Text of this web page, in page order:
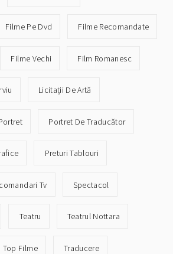
Filme Pe Dvd Filme Recomandate
Filme Vechi Film Romanesc
Licitații De Artă
Portret De Traducător
Preturi Tablouri
Tv Spectacol
Teatru Teatrul Nottara
Top Filme Traducere